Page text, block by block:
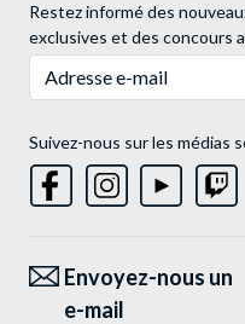
Restez informé des
exclusives et des concours
Suivez-nous sur les médias
Envoyez-nous un
e-mail